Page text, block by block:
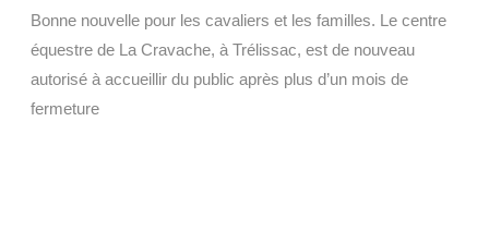
Bonne nouvelle pour les cavaliers et les familles. Le centre
équestre de La Cravache, à Trélissac, est de nouveau
autorisé à accueillir du public après plus d’un mois de
fermeture